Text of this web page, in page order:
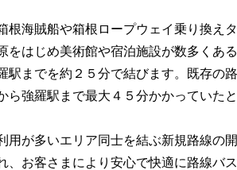
根海賊船や箱根ロープウェイ乗り換え
をはじめ美術館や宿泊施設が数多くあ
駅までを約２５分で結びます。既存の
ら強羅駅まで最大４５分かかっていた
用が多いエリア同士を結ぶ新規路線の
、お客さまにより安心で快適に路線バ